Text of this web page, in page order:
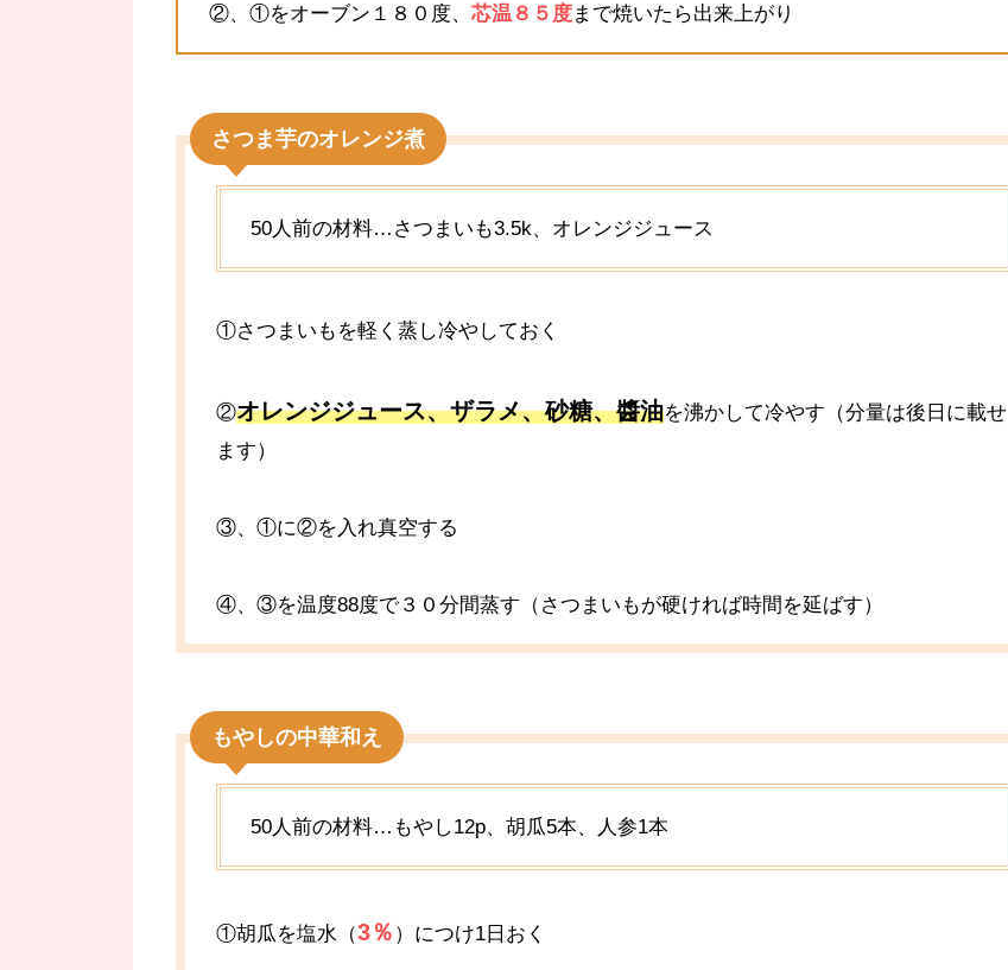
②、①をオーブン１８０度、 芯温８５度まで焼いたら出来上がり
さつま芋のオレンジ煮
50人前の材料…さつまいも3.5k、オレンジジュース
①さつまいもを軽く蒸し冷やしておく
②オレンジジュース、ザラメ、砂糖、醬油を沸かして冷やす（分量は後日に載せ
ます）
③、①に②を入れ真空する
④、③を温度88度で３０分間蒸す（さつまいもが硬ければ時間を延ばす）
もやしの中華和え
50人前の材料…もやし12p、胡瓜5本、人参1本
①胡瓜を塩水（3％ ）につけ1日おく